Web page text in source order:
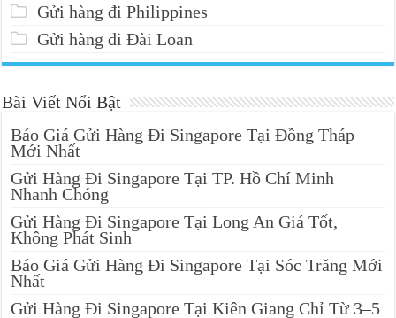
Gửi hàng đi Philippines
Gửi hàng đi Đài Loan
Bài Viết Nổi Bật
Báo Giá Gửi Hàng Đi Singapore Tại Đồng Tháp
Mới Nhất
Gửi Hàng Đi Singapore Tại TP. Hồ Chí Minh
Nhanh Chóng
Gửi Hàng Đi Singapore Tại Long An Giá Tốt,
Không Phát Sinh
Báo Giá Gửi Hàng Đi Singapore Tại Sóc Trăng Mới
Nhất
Gửi Hàng Đi Singapore Tại Kiên Giang Chỉ Từ 3–5